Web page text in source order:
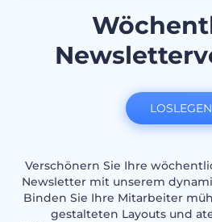
Verschönern Sie Ihre
Newsletter mit unserem
Binden Sie Ihre Mitarbeiter
gestalteten Layouts und
LOSLEGEN